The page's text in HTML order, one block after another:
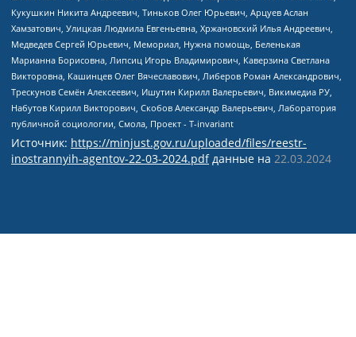
Источник: https://minjust.gov.ru/uploaded/files/reestr-
inostrannyih-agentov-22-03-2024.pdfданные на 22.03.2024